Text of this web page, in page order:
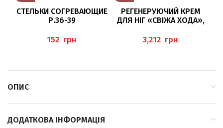
СТЕЛЬКИ СОГРЕВАЮЩИЕ
Р.36-39
грн
РЕГЕНЕРУЮЧИЙ КРЕМ
ДЛЯ НІГ «СВІЖА ХОДА»,
грн
ОПИС
ДОДАТКОВА ІНФОРМАЦІЯ